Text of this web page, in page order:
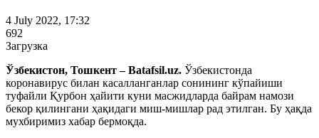
4 July 2022, 17:32
692
Загрузка
Ўзбекистон, Тошкент – Batafsil.uz. Ўзбекистонда
коронавирус билан касалланганлар сонининг кўпайиши
туфайли Қурбон ҳайити куни масжидларда байрам намози
бекор қилингани ҳақидаги миш-мишлар рад этилган. Бу ҳақда
мухбиримиз хабар бермоқда.